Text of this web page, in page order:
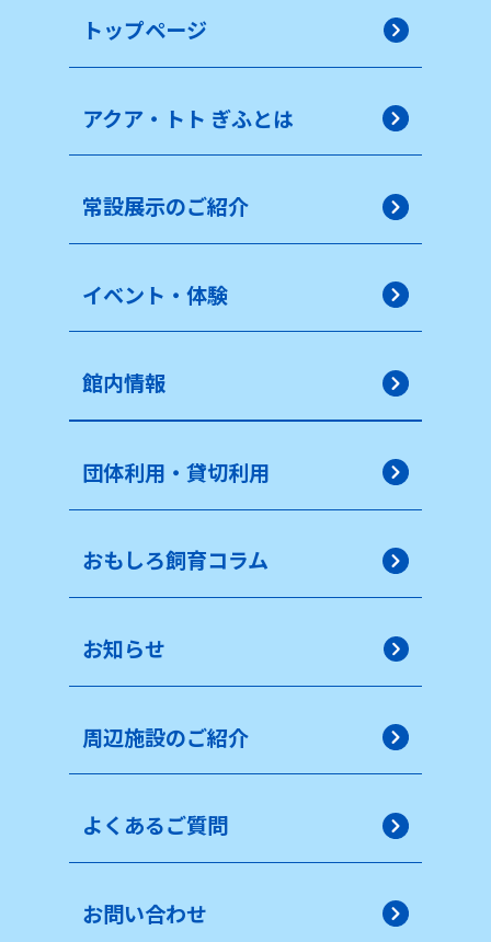
トップページ
アクア・トト ぎふとは
常設展示のご紹介
イベント・体験
館内情報
団体利用・貸切利用
おもしろ飼育コラム
お知らせ
周辺施設のご紹介
よくあるご質問
お問い合わせ